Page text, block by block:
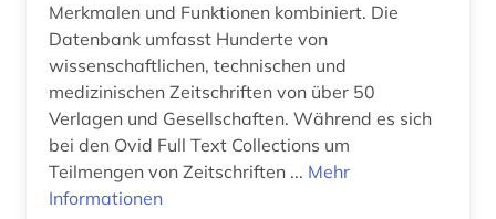
Merkmalen und Funktionen kombiniert. Die
Datenbank umfasst Hunderte von
wissenschaftlichen, technischen und
medizinischen Zeitschriften von über 50
Verlagen und Gesellschaften. Während es sich
bei den Ovid Full Text Collections um
Teilmengen von Zeitschriften ... Mehr
Informationen